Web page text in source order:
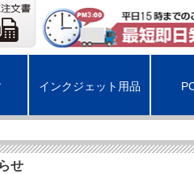
インクジェット用品
せ